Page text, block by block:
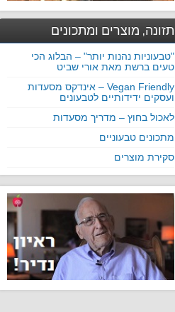
תזונה, מוצרים ומתכונים
"טבעוניות נהנות יותר" – הבלוג הכי
טעים ברשת מאת אורי שביט
Vegan Friendly – אינדקס מסעדות
ועסקים ידידותיים לטבעונים
לאכול בחוץ – מדריך מסעדות
מתכונים טבעוניים
סקירת מוצרים